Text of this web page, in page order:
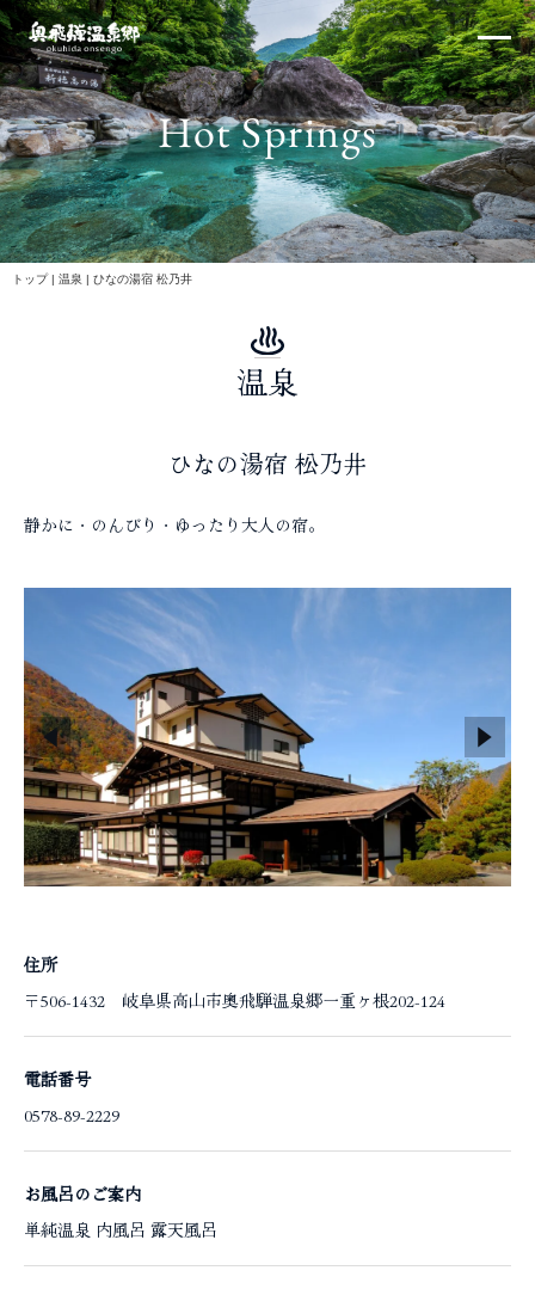
内
容
を
ス
キ
ッ
プ
Hot Springs
トップ| 温泉 | ひなの湯宿 松乃井
温泉
ひなの湯宿 松乃井
静かに・のんびり・ゆったり大人の宿。
住所
〒506-1432 岐阜県高山市奥飛騨温泉郷一重ヶ根202-124
電話番号
0578-89-2229
お風呂のご案内
単純温泉 内風呂 露天風呂
×
北アルプス